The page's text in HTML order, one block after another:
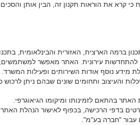
את הוראות תקנון זה, הבין אותן והסכים
ברמה הארצית, האזורית והבינלאומית,
להתחדשות עירונית. האתר מאפשר
נוסף אודות השירותים ופעילות
והעיצוב ותחומים שונים שבהם ניתן לרכוש
בהתאם לזמינותו ומיקומו הגיאוגרפי.
בדפי הרכישה, בכפוף לאישור הנהלת
עבור "חברה בע"מ".